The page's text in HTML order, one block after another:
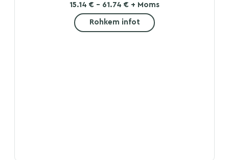
15.14 € - 61.74 € + Moms
Rohkem infot